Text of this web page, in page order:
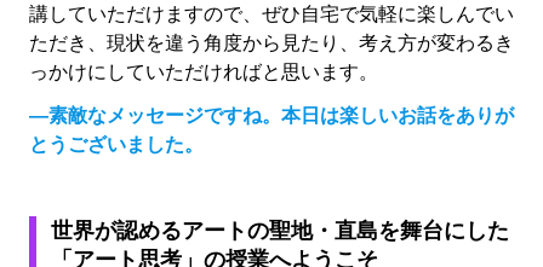
講していただけますので、ぜひ自宅で気軽に楽しんでい
ただき、現状を違う角度から見たり、考え方が変わるき
っかけにしていただければと思います。
―素敵なメッセージですね。本日は楽しいお話をありが
とうございました。
世界が認めるアートの聖地・直島を舞台にした
「アート思考」の授業へようこそ